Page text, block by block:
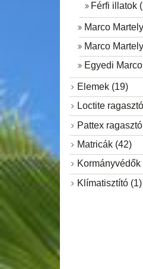
Férfi illatok
Marco
Marco
Egyedi
Elemek (19)
Loctite
Pattex
Matricák (42)
Kormányvédők
Klímatisztító (1)